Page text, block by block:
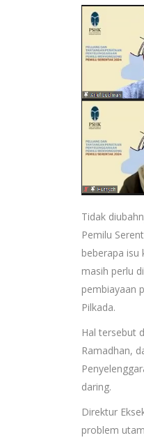
Tidak
Pemilu
beberapa isu
masih perlu
pembiayaan
Pilkada.
Hal tersebut
Ramadhan,
daring.
Direktur
problem